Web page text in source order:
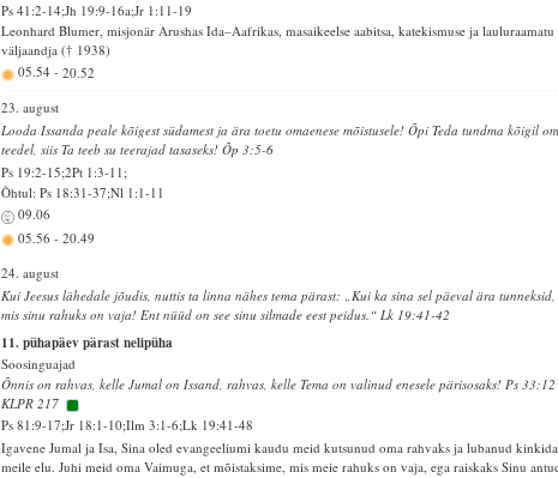
Ps 41:2-14;Jh 19:9-16a;Jr 1:11-19
Leonhard Blumer, misjonär Arushas Ida–Aafrikas, masaikeelse aabitsa, katekismuse ja lauluraamatu
väljaandja († 1938)
05.54-20.52
23. august
Looda Issanda peale kõigest südamest ja ära toetu omaenese mõistusele! Õpi Teda tundma kõigil
teedel, siis Ta teeb su teerajad tasaseks! Õp 3:5-6
Ps 19:2-15;2Pt 1:3-11;
Õhtul: Ps 18:31-37;Nl 1:1-11
09.06
05.56-20.49
24. august
Kui Jeesus lähedale jõudis, nuttis ta linna nähes tema pärast: „Kui ka sina sel päeval ära tunneksid,
mis sinu rahuks on vaja! Ent nüüd on see sinu silmade eest peidus.“ Lk 19:41-42
11. pühapäev pärast nelipüha
Soosinguajad
Õnnis on rahvas, kelle Jumal on Issand, rahvas, kelle Tema on valinud enesele pärisosaks! Ps 33:12
KLPR 217
Ps 81:9-17;Jr 18:1-10;Ilm 3:1-6;Lk 19:41-48
Igavene Jumal ja Isa, Sina oled evangeeliumi kaudu meid kutsunud oma rahvaks ja lubanud kinkida
meile elu. Juhi meid oma Vaimuga, et mõistaksime, mis meie rahuks on vaja, ega raiskaks Sinu